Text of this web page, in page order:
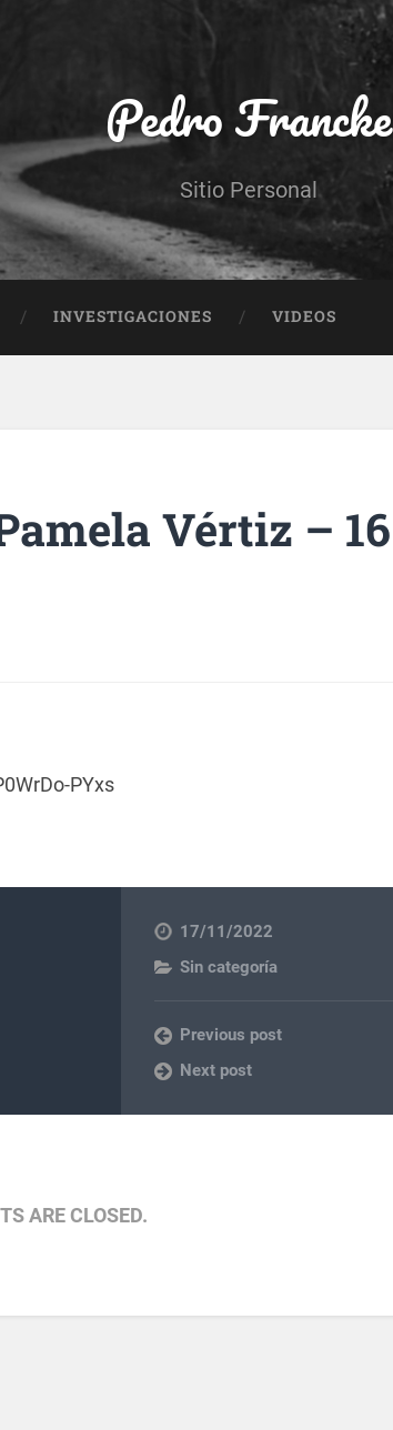
Pedro Francke
Sitio Personal
INVESTIGACIONES VIDEOS
Vértiz – 16
PYxs
17/11/2022
Sin categoría
Previous post
Next post
ARE CLOSED.